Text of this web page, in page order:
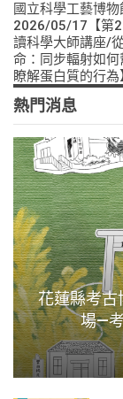
國立科學工藝博物
2026/05/17【第
讀科學大師講座/
命：同步輻射如何
瞭解蛋白質的行為
熱門消息
花蓮縣考
場—